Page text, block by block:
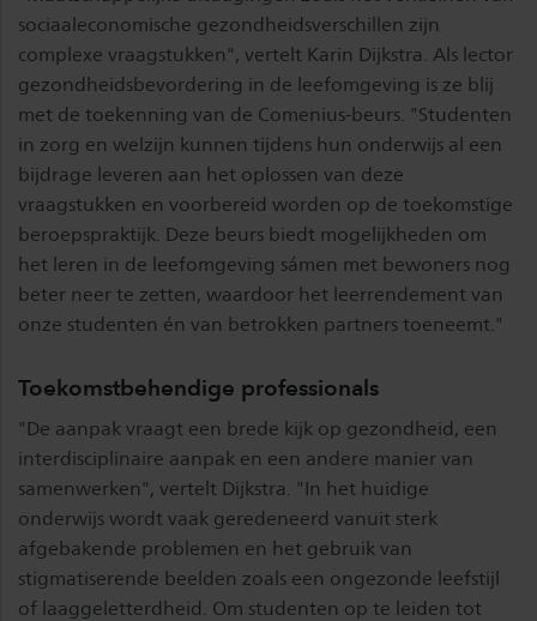
sociaaleconomische gezondheidsverschillen zijn
complexe vraagstukken", vertelt Karin Dijkstra. Als lector
gezondheidsbevordering in de leefomgeving is ze blij
met de toekenning van de Comenius-beurs. "Studenten
in zorg en welzijn kunnen tijdens hun onderwijs al een
bijdrage leveren aan het oplossen van deze
vraagstukken en voorbereid worden op de toekomstige
beroepspraktijk. Deze beurs biedt mogelijkheden om
het leren in de leefomgeving sámen met bewoners nog
beter neer te zetten, waardoor het leerrendement van
onze studenten én van betrokken partners toeneemt."
Toekomstbehendige professionals
"De aanpak vraagt een brede kijk op gezondheid, een
interdisciplinaire aanpak en een andere manier van
samenwerken", vertelt Dijkstra. "In het huidige
onderwijs wordt vaak geredeneerd vanuit sterk
afgebakende problemen en het gebruik van
stigmatiserende beelden zoals een ongezonde leefstijl
of laaggeletterdheid. Om studenten op te leiden tot